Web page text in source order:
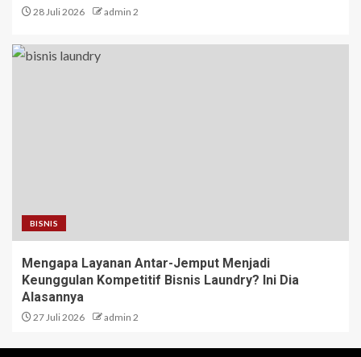
28 Juli 2026 admin 2
BISNIS
Mengapa Layanan Antar-Jemput Menjadi
Keunggulan Kompetitif Bisnis Laundry? Ini Dia
Alasannya
27 Juli 2026 admin 2